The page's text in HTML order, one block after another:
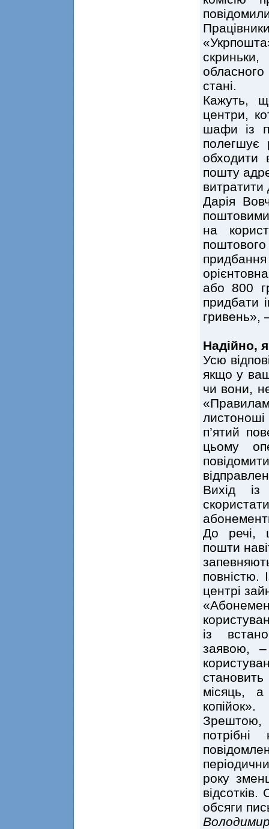
стані.
Кажуть,
центри,
шафи із
полегшує
обходити
пошту
витратити
Дарія
на
або 800
придбати
гривень»,
Надійно,
Усю
якщо у
чи вони,
п’ятий
цьому
Вихід
До речі,
пошти
повністю.
центрі
із
заявою, –
місяць,
копійок».
Зрештою,
року
обсяги